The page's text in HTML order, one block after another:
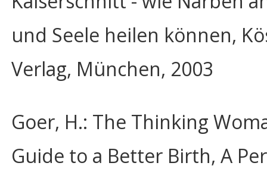
und Seele heilen können,
Verlag, München, 2003
Goer, H.: The Thinking
Guide to a Better Birth, A